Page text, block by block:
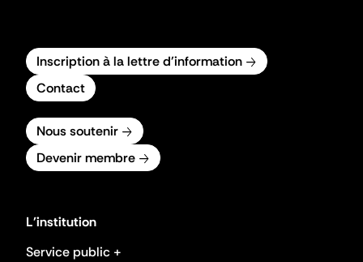
Inscription à la lettre d'information
Contact
Nous soutenir
Devenir membre
L'institution
Service public +